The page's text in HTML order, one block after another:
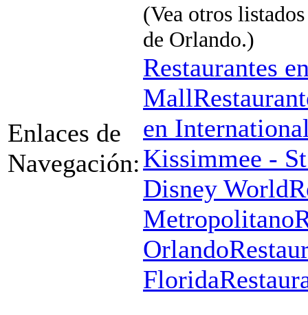
Enlaces de
Navegación:
(Vea otros
de Orlando.)
Restaurantes
Mall
en
Kissimmee -
Disney World
Metropolitano
Orlando
Florida